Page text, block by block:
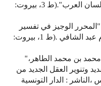
10 ـ ابن منظور، محمد بن مكرم. "لسان العرب".(ط 3، بيروت:
الوجيز في تفسير
الكتاب العزيز "المحقق: عبد السلام عبد الشافي .(ط 1، بيروت:
محمد بن محمد الطاهر،"
وتنوير العقل الجديد من
المجيد»"،( ط 1، تونس ،الناشر : الدار التونسية